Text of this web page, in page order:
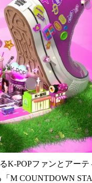
K-POPファンとアー
M COUNTDOWN